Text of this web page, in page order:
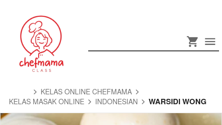
KELAS ONLINE CHEFMAMA
KELAS MASAK ONLINE
INDONESIAN WARSIDI WONG